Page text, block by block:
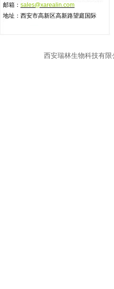
邮箱： sales@xarealin.com
地址：西安市高新区高新路望庭国际
西安瑞林生物科技有